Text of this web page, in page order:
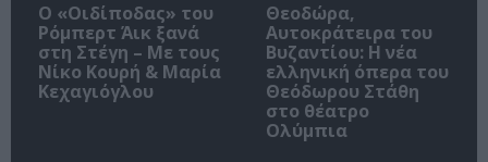
O «Οιδίποδας» του
Ρόμπερτ Άικ ξανά
στη Στέγη – Με τους
Νίκο Κουρή & Μαρία
Κεχαγιόγλου
Θεοδώρα,
Αυτοκράτειρα του
Βυζαντίου: Η νέα
ελληνική όπερα του
Θεόδωρου Στάθη
στο θέατρο
Ολύμπια